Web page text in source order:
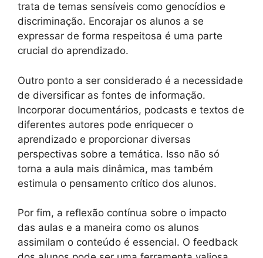
trata de temas sensíveis como genocídios e
discriminação. Encorajar os alunos a se
expressar de forma respeitosa é uma parte
crucial do aprendizado.
Outro ponto a ser considerado é a necessidade
de diversificar as fontes de informação.
Incorporar documentários, podcasts e textos de
diferentes autores pode enriquecer o
aprendizado e proporcionar diversas
perspectivas sobre a temática. Isso não só
torna a aula mais dinâmica, mas também
estimula o pensamento crítico dos alunos.
Por fim, a reflexão contínua sobre o impacto
das aulas e a maneira como os alunos
assimilam o conteúdo é essencial. O feedback